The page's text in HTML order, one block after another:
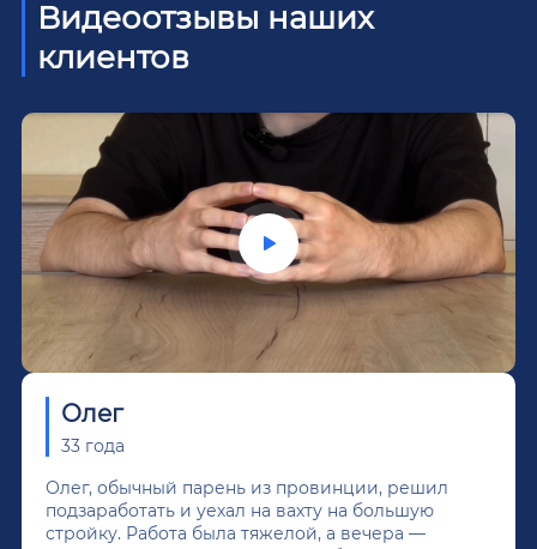
Видеоотзывы наших
клиентов
Олег
33 года
Олег, обычный парень из провинции, решил
подзаработать и уехал на вахту на большую
стройку. Работа была тяжелой, а вечера —